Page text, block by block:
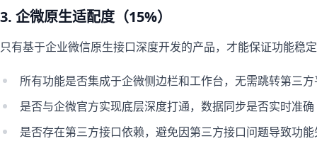
3. 企微原生适配度（15%）
只有基于企业微信原生接口深度开发的产品，才能保证功能稳
所有功能是否集成于企微侧边栏和工作台，无需跳转第三
是否与企微官方实现底层深度打通，数据同步是否实时准确
是否存在第三方接口依赖，避免因第三方接口问题导致功